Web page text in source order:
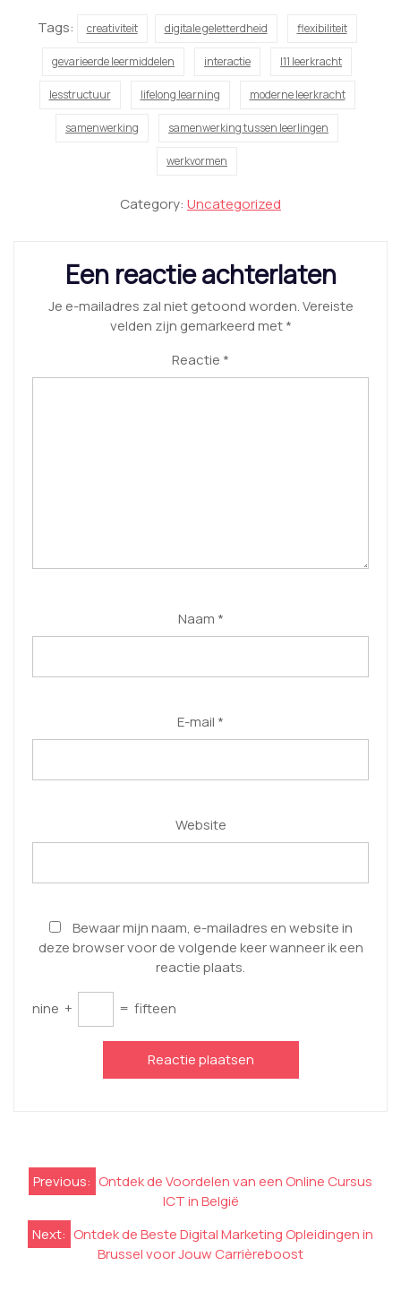
Tags:
creativiteit digitale geletterdheid flexibiliteit
gevarieerde leermiddelen interactie l11 leerkracht
lesstructuur lifelong learning moderne leerkracht
samenwerking samenwerking tussen leerlingen
werkvormen
Category: Uncategorized
Een reactie achterlaten
Je e-mailadres zal niet getoond worden.Vereiste
velden zijn gemarkeerd met*
Reactie *
Naam *
E-mail *
Website
Bewaar mijn naam, e-mailadres en website in
deze browser voor de volgende keer wanneer ik een
reactie plaats.
nine + = fifteen
Berichtnavigatie
Previous: Ontdek de Voordelen van een Online Cursus
ICT in België
Next: Ontdek de Beste Digital Marketing Opleidingen in
Brussel voor Jouw Carrièreboost